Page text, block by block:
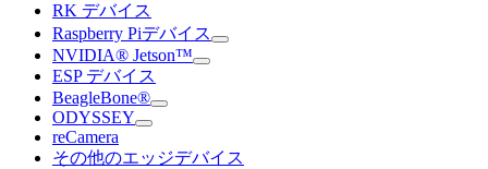
RK デバイス
Raspberry Piデバイス
NVIDIA® Jetson™
ESP デバイス
BeagleBone®
ODYSSEY
reCamera
その他のエッジデバイス